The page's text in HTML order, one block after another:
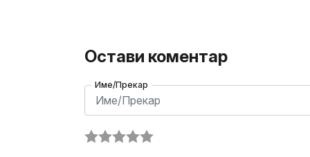
Остави коментар
Име/Прекар